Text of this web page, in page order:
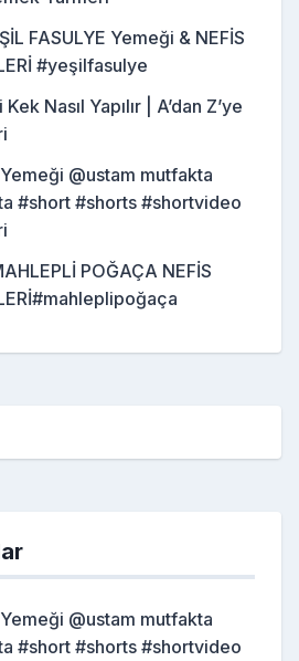
FASULYE Yemeği & NEFİS
#yeşilfasulye
Nasıl Yapılır | A’dan Z’ye
Yemeği @ustam mutfakta
#short #shorts #shortvideo
POĞAÇA NEFİS
Yemeği @ustam mutfakta
#short #shorts #shortvideo